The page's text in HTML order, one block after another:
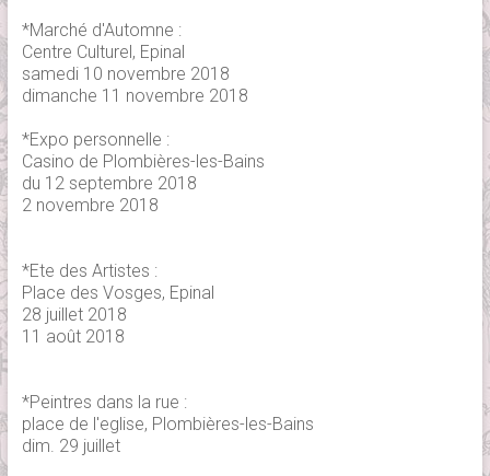
*Marché d'Automne :
Centre Culturel, Epinal
samedi 10 novembre 2018
dimanche 11 novembre 2018
*Expo personnelle :
Casino de Plombières-les-Bains
du 12 septembre 2018
2 novembre 2018
*Ete des Artistes :
Place des Vosges, Epinal
28 juillet 2018
11 août 2018
*Peintres dans la rue :
place de l'eglise, Plombières-les-Bains
dim. 29 juillet